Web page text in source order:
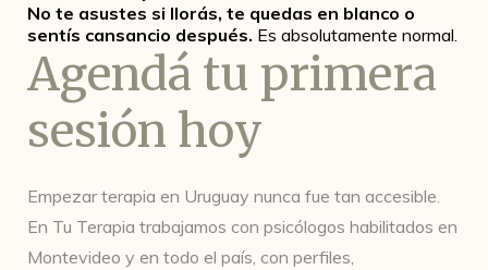
No te asustes si llorás, te quedas en blanco o
sentís cansancio después. Es absolutamente normal.
Agendá tu primera
sesión hoy
Empezar terapia en Uruguay nunca fue tan accesible.
En Tu Terapia trabajamos con psicólogos habilitados en
Montevideo y en todo el país, con perfiles,